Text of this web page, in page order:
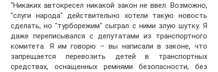
"Никаких автокресел никакой закон не ввел. Возможно,
"слуги народа" действительно хотели такую новость
сделать, но "турборежим" сыграл с ними злую шутку. Я
даже переписывался с депутатами из транспортного
комитета. Я им говорю – вы написали в законе, что
запрещается перевозить детей в транспортных
средствах, оснащенных ремнями безопасности, без